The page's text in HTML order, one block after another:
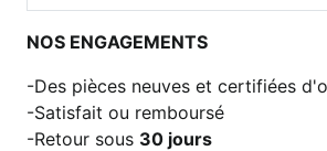
NOS ENGAGEMENTS
Des pièces neuves et certifiées
Satisfait ou remboursé
Retour sous 30 jours